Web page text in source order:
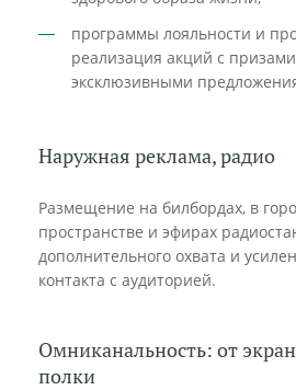
программы лояльности и
реализация акций с
эксклюзивными
Наружная реклама, радио
Размещение на билбордах, в
пространстве и эфирах
дополнительного охвата и
контакта с аудиторией.
Омниканальность: от
полки